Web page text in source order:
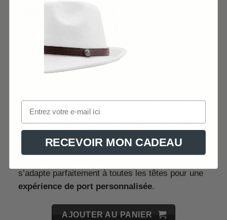
une seule pièce.
cuir véritable de mouton
chapeau bob offre une sensation de douceur et
une durabilité exceptionnelle. La visière large,
ajoutant une touche esthétique distinctive. Avec
uneprofondeur de chapeau d’environ 9,5cmet
une largeur de bord d’environ 6,5cm, il offre un
confort optimal pour une utilisation quotidienne.
s’adapte parfaitement à toutes les têtes pour une
expérience de port personnalisée.
AJOUTER AU PANIER
RECEVOIR MON CADEAU